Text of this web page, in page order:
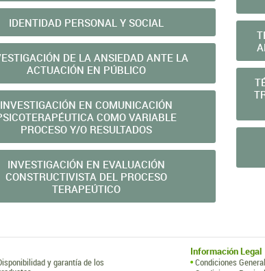
IDENTIDAD PERSONAL Y SOCIAL
DE LA ANSIEDAD ANTE LA
ACTUACIÓN EN PÚBLICO
INVESTIGACIÓN EN COMUNICACIÓN
COMO VARIABLE
PROCESO Y/O RESULTADOS
INVESTIGACIÓN EN EVALUACIÓN
CONSTRUCTIVISTA DEL PROCESO
TERAPEÚTICO
y garantía de los
Información Legal
Condiciones